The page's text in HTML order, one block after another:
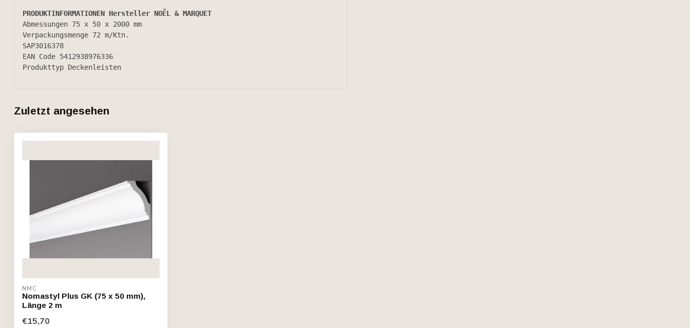
PRODUKTINFORMATIONEN Hersteller NOËL & MARQUET
Abmessungen 75 x 50 x 2000 mm
Verpackungsmenge 72 m/Ktn.
SAP3016378
EAN Code 5412938976336
Produkttyp Deckenleisten
Zuletzt angesehen
NMC
Nomastyl Plus GK (75 x 50 mm),
Länge 2 m
€15,70